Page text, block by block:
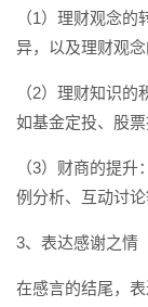
（1）理财观念
异，以及理财观念
（2）理财知识
如基金定投、股票
（3）财商的提
例分析、互动讨论
3、表达感谢之情
在感言的结尾，